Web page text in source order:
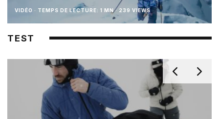
VIDÉO · TEMPS DE LECTURE: 1 MN · 239 VIEWS
TEST